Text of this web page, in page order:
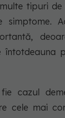
tipuri
simptome.
întotdeauna
cazul
cele mai